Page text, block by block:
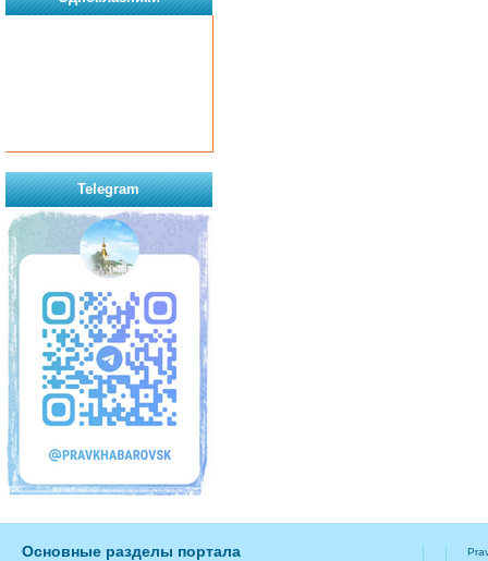
Telegram
Основные разделы портала